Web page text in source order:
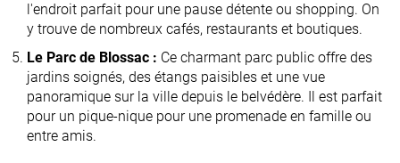
l'endroit parfait pour une pause détente ou shopping. On
y trouve de nombreux cafés, restaurants et boutiques.
Le Parc de Blossac : Ce charmant parc public offre des
jardins soignés, des étangs paisibles et une vue
panoramique sur la ville depuis le belvédère. Il est parfait
pour un pique-nique pour une promenade en famille ou
entre amis.